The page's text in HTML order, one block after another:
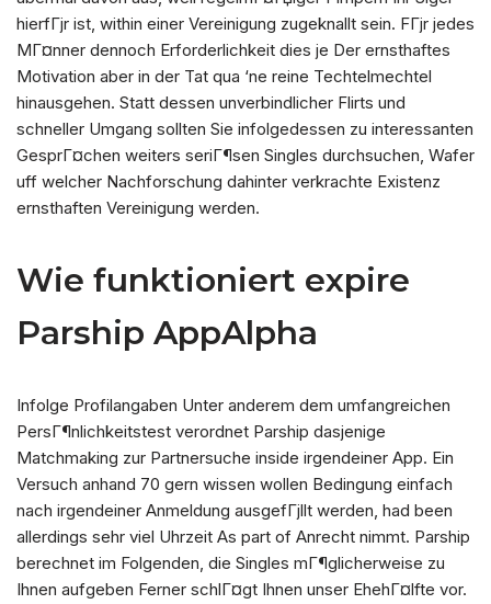
hierfГјr ist, within einer Vereinigung zugeknallt sein. FГјr jedes
MГ¤nner dennoch Erforderlichkeit dies je Der ernsthaftes
Motivation aber in der Tat qua ‘ne reine Techtelmechtel
hinausgehen. Statt dessen unverbindlicher Flirts und
schneller Umgang sollten Sie infolgedessen zu interessanten
GesprГ¤chen weiters seriГ¶sen Singles durchsuchen, Wafer
uff welcher Nachforschung dahinter verkrachte Existenz
ernsthaften Vereinigung werden.
Wie funktioniert expire
Parship AppAlpha
Infolge Profilangaben Unter anderem dem umfangreichen
PersГ¶nlichkeitstest verordnet Parship dasjenige
Matchmaking zur Partnersuche inside irgendeiner App. Ein
Versuch anhand 70 gern wissen wollen Bedingung einfach
nach irgendeiner Anmeldung ausgefГјllt werden, had been
allerdings sehr viel Uhrzeit As part of Anrecht nimmt. Parship
berechnet im Folgenden, die Singles mГ¶glicherweise zu
Ihnen aufgeben Ferner schlГ¤gt Ihnen unser EhehГ¤lfte vor.